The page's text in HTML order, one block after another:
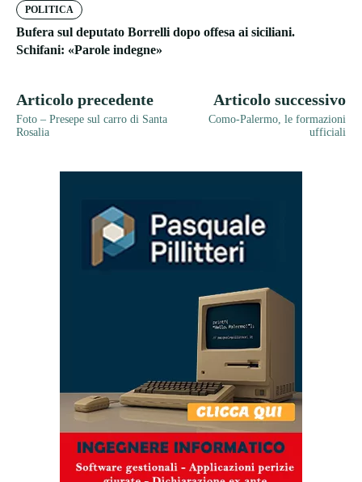
POLITICA
Bufera sul deputato Borrelli dopo offesa ai siciliani.
Schifani: «Parole indegne»
Articolo precedente
Foto – Presepe sul carro di Santa
Rosalia
Articolo successivo
Como-Palermo, le formazioni
ufficiali